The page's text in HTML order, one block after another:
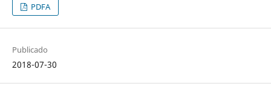
PDFA
Publicado
2018-07-30